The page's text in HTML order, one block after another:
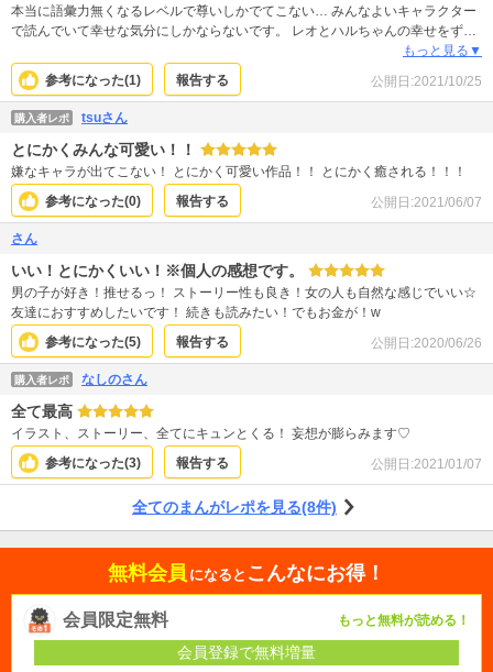
本当に語彙力無くなるレベルで尊いしかでてこない… みんなよいキャラクター
で読んでいて幸せな気分にしかならないです。 レオとハルちゃんの幸せをずー
っと見守っていたい… まだまだ続きが楽しみなので、早く最新話来ないかな
ぁ〜と待ち遠しいです★
もっと見る▼
参考になった(1) 報告する 公開日:2021/10/25
購入者レポ tsuさん
とにかくみんな可愛い！！
嫌なキャラが出てこない！ とにかく可愛い作品！！ とにかく癒される！！！
参考になった(0) 報告する 公開日:2021/06/07
︎︎さん
いい！とにかくいい！※個人の感想です。
男の子が好き！推せるっ！ ストーリー性も良き！女の人も自然な感じでいい☆
友達におすすめしたいです！ 続きも読みたい！でもお金が！w
参考になった(5) 報告する 公開日:2020/06/26
購入者レポ なしのさん
全て最高
イラスト、ストーリー、全てにキュンとくる！ 妄想が膨らみます♡
参考になった(3) 報告する 公開日:2021/01/07
全てのまんがレポを見る(8件)
無料会員 になると こんなにお得！
会員限定無料 もっと無料が読める！
会員登録で無料増量